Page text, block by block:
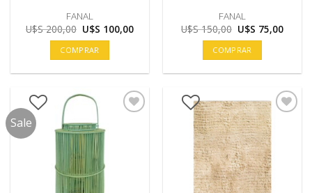
FANAL
U$S200,00 El
precio
original
era:
U$S
200,00.
U$S 100,00El
100,00.
COMPRAR
FANAL
U$S150,00 El
precio
original
era:
U$S
150,00.
U$S 75,00El
75,00.
COMPRAR
Sale